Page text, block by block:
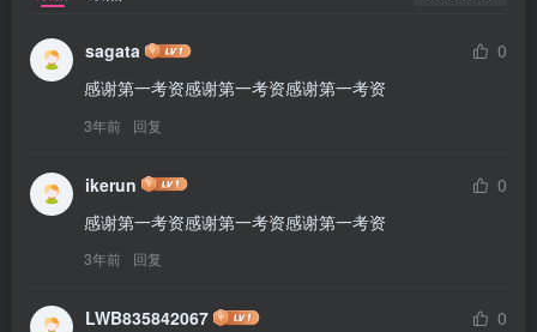
sagata
0
感谢第一考资感谢第一考资感谢第一考资
3年前 回复
ikerun
0
感谢第一考资感谢第一考资感谢第一考资
3年前 回复
LWB835842067
0